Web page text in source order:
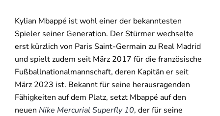
Kylian Mbappé ist wohl einer der bekanntesten
Spieler seiner Generation. Der Stürmer wechselte
erst kürzlich von Paris Saint-Germain zu Real Madrid
und spielt zudem seit März 2017 für die französische
Fußballnationalmannschaft, deren Kapitän er seit
März 2023 ist. Bekannt für seine herausragenden
Fähigkeiten auf dem Platz, setzt Mbappé auf den
neuen Nike Mercurial Superfly 10, der für seine